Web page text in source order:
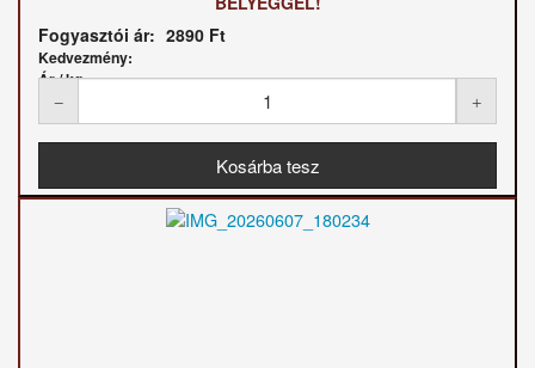
Fogyasztói ár: 2890 Ft
Kedvezmény:
Ár / kg: